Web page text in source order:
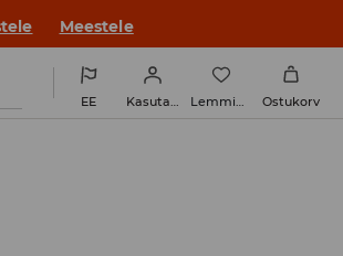
Meestele
EE Kasutaja Lemmikud Ostukorv